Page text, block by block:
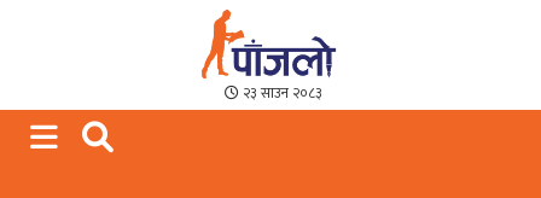
Paajalo News
We are from Far West Nepal
२३ साउन २०८३